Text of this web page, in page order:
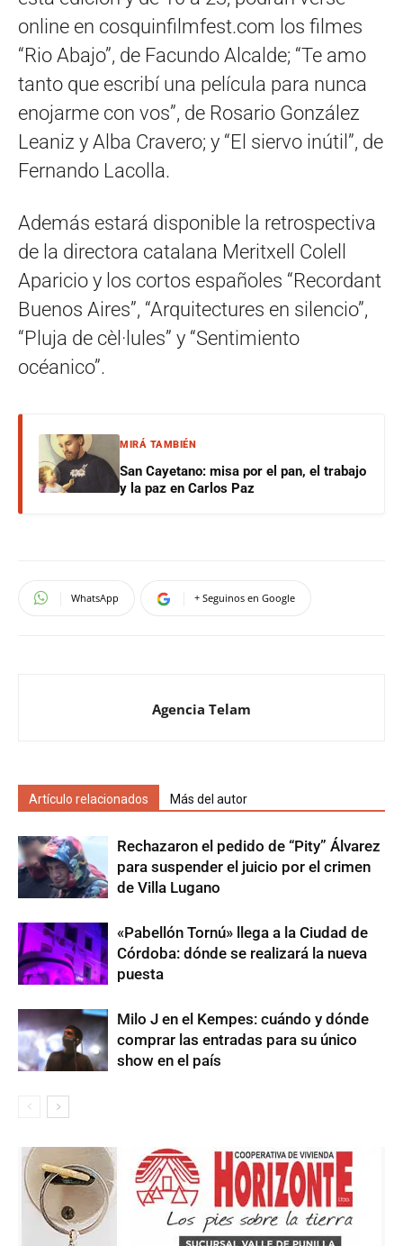
online en cosquinfilmfest.com los filmes
“Rio Abajo”, de Facundo Alcalde; “Te amo
tanto que escribí una película para nunca
enojarme con vos”, de Rosario González
Leaniz y Alba Cravero; y “El siervo inútil”, de
Fernando Lacolla.
Además estará disponible la retrospectiva
de la directora catalana Meritxell Colell
Aparicio y los cortos españoles “Recordant
Buenos Aires”, “Arquitectures en silencio”,
“Pluja de cèl·lules” y “Sentimiento
océanico”.
MIRÁ TAMBIÉN
San Cayetano: misa por el pan, el trabajo
y la paz en Carlos Paz
WhatsApp + Seguinos en Google
Agencia Telam
Artículo relacionados Más del autor
Rechazaron el pedido de “Pity” Álvarez
para suspender el juicio por el crimen
de Villa Lugano
«Pabellón Tornú» llega a la Ciudad de
Córdoba: dónde se realizará la nueva
puesta
Milo J en el Kempes: cuándo y dónde
comprar las entradas para su único
show en el país